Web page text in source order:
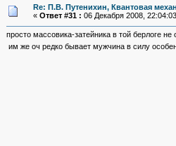
Re: П.В. Путенихин, Квантовая
« Ответ #31 : 06 Декабря 2008,
просто массовика-затейника в той берлоге не
им же оч редко бывает мужчина в силу